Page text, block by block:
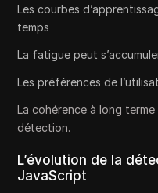
Les courbes
temps
La fatigue peut
Les préférences de
La cohérence à long
détection.
L’évolution de la
JavaScript